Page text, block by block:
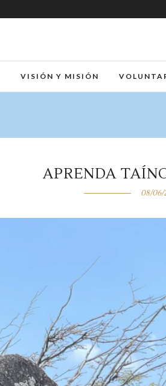
VISIÓN Y MISIÓN
APRENDA
08/06/